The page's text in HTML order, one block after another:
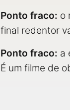
Ponto fraco: o
final redentor
Ponto fraco: a
É um filme de